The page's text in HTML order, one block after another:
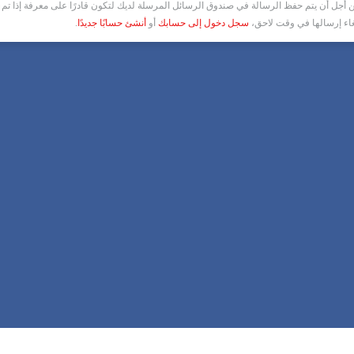
أجل أن يتم حفظ الرسالة في صندوق الرسائل المرسلة لديك لتكون قادرًا على معرفة إذا تم
إرسالها في وقت لاحق، سجل دخول إلى حسابك أو أنشئ حسابًا جديدًا .